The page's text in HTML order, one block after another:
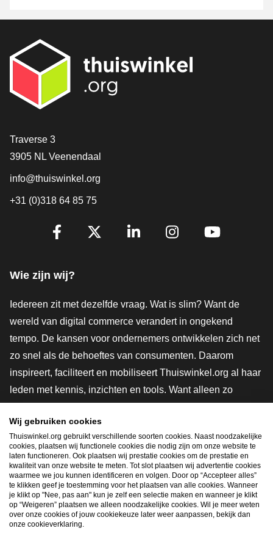
Contact
Traverse 3
3905 NL Veenendaal
info@thuiswinkel.org
+31 (0)318 64 85 75
Volg je ons al?
Wie zijn wij?
Iedereen zit met dezelfde vraag. Wat is slim? Want de
wereld van digital commerce verandert in ongekend
tempo. De kansen voor ondernemers ontwikkelen zich net
zo snel als de behoeftes van consumenten. Daarom
inspireert, faciliteert en mobiliseert Thuiswinkel.org al haar
leden met kennis, inzichten en tools. Want alleen zo
innovatievere toekomst. Dus groei ook mee en maak
shoppen slimmer.
Lid worden
Snel navigeren
Wij gebruiken cookies
Thuiswinkel.org gebruikt verschillende soorten cookies. Naast noodzakelijke
cookies, plaatsen wij functionele cookies die nodig zijn om onze website te
laten functioneren. Ook plaatsen wij prestatie cookies om de prestatie en
kwaliteit van onze website te meten. Tot slot plaatsen wij advertentie cookies
waarmee we jou kunnen identificeren en volgen. Door op “Accepteer alles”
te klikken geef je toestemming voor het plaatsen van alle cookies. Wanneer
je klikt op "Nee, pas aan" kun je zelf een selectie maken en wanneer je klikt
op “Weigeren” plaatsen we alleen noodzakelijke cookies. Wil je meer weten
over onze cookies of jouw cookiekeuze later weer aanpassen, bekijk dan
onze cookieverklaring.